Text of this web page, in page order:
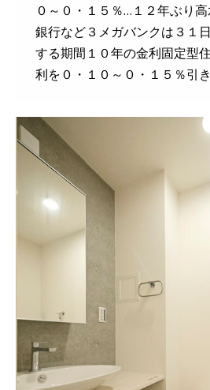
０～０・１５％…１２年ぶり
銀行など３メガバンクは３１
する期間１０年の金利固定型
利を０・１０～０・１５％引